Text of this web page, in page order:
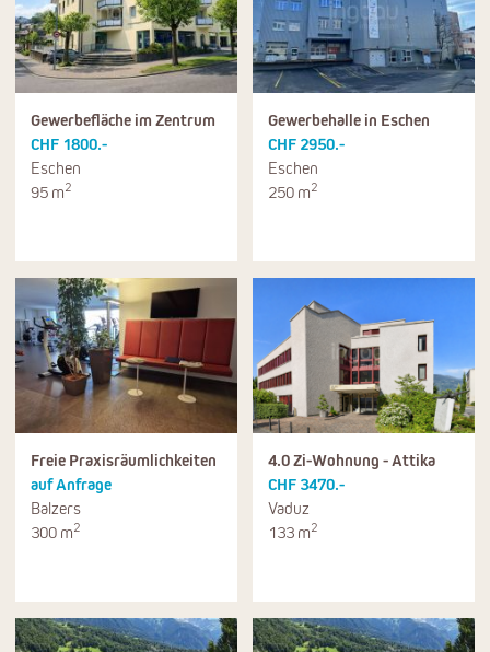
Gewerbefläche im Zentrum
CHF 1800.-
Eschen
95 m2
Gewerbehalle in Eschen
CHF 2950.-
Eschen
250 m2
Freie Praxisräumlichkeiten
auf Anfrage
Balzers
300 m2
4.0 Zi-Wohnung - Attika
CHF 3470.-
Vaduz
133 m2